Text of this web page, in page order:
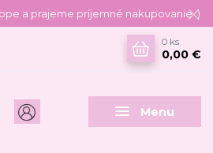
a prajeme príjemné nakupovanie :)
Menu
0 ks
0,00 €